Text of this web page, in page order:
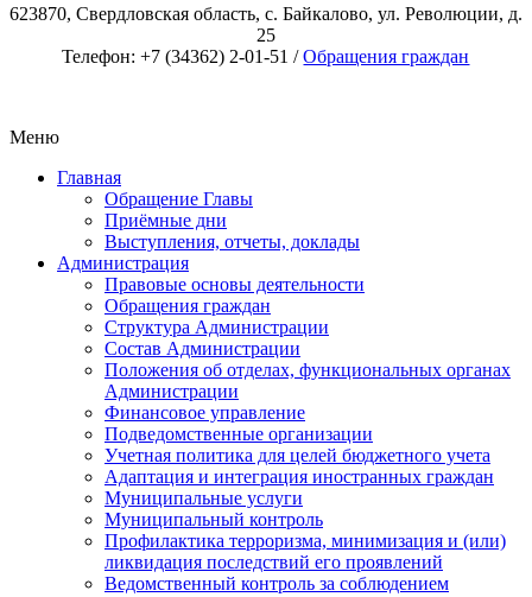
623870, Свердловская область, с. Байкалово, ул. Революции, д.
25
Телефон: +7 (34362) 2-01-51 /Обращения граждан
Меню
Главная
Обращение Главы
Приёмные дни
Выступления, отчеты, доклады
Администрация
Правовые основы деятельности
Обращения граждан
Структура Администрации
Состав Администрации
Положения об отделах, функциональных органах
Администрации
Финансовое управление
Подведомственные организации
Учетная политика для целей бюджетного учета
Адаптация и интеграция иностранных граждан
Муниципальные услуги
Муниципальный контроль
Профилактика терроризма, минимизация и (или)
ликвидация последствий его проявлений
Ведомственный контроль за соблюдением